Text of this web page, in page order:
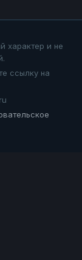
характер и не
ссылку на